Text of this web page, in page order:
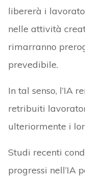
libererà i
nelle attività
rimarranno
prevedibile.
In tal senso, l’IA
retribuiti
ulteriormente i
Studi recenti
progressi nell’IA